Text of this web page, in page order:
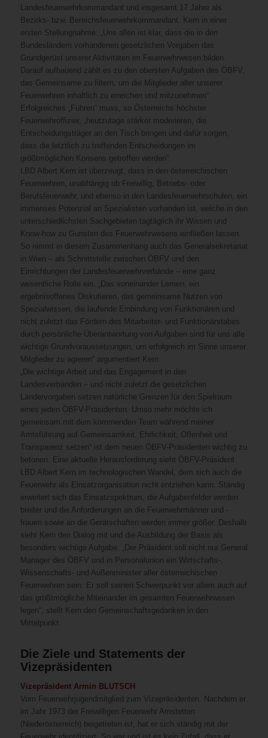
Landesfeuerwehrkommandant und insgesamt 17 Jahre als
Bezirks- bzw. Bereichsfeuerwehrkommandant. Kern in einer
ersten Stellungnahme: „Uns allen ist klar, dass die in den
Bundesländern vorhandenen gesetzlichen Vorgaben das
Grundgerüst unserer Aktivitäten im Feuerwehrwesen bilden.
Darauf aufbauend zählt es zu den obersten Aufgaben des ÖBFV,
das Gemeinsame zu filtern, um die Mitglieder aller unserer
Feuerwehren inhaltlich zu erreichen und mitzunehmen“.
Erfolgreiches „Führen“ muss, so Österreichs höchster
Feuerwehroffizier, „heutzutage stärker moderieren, die
Entscheidungsträger an den Tisch bringen und dafür sorgen,
dass die letztlich zu treffenden Entscheidungen im
größtmöglichen Konsens getroffen werden“.
LBD Albert Kern ist überzeugt, dass in den österreichischen
Feuerwehren, unabhängig ob Freiwillig, Betriebs- oder
Berufsfeuerwehr, und ebenso in den Landesfeuerwehrschulen, ein
immenses Potenzial an Spezialisten vorhanden ist, welche in den
unterschiedlichsten Sachgebieten tagtäglich ihr Wissen und
Know-how zu Gunsten des Feuerwehrwesens einfließen lassen.
So nimmt in diesem Zusammenhang auch das Generalsekretariat
in Wien – als Schnittstelle zwischen ÖBFV und den
Einrichtungen der Landesfeuerwehrverbände – eine ganz
wesentliche Rolle ein. „Das voneinander Lernen, ein
ergebnisoffenes Diskutieren, das gemeinsame Nutzen von
Spezialwissen, die laufende Einbindung von Funktionären und
nicht zuletzt das Fördern des Mitarbeiter- und Funktionärstabes
durch persönliche Überantwortung von Aufgaben sind für uns alle
wichtige Grundvoraussetzungen, um erfolgreich im Sinne unserer
Mitglieder zu agieren“ argumentiert Kern.
„Die wichtige Arbeit und das Engagement in den
Landesverbänden – und nicht zuletzt die gesetzlichen
Ländervorgaben setzen natürliche Grenzen für den Spielraum
eines jeden ÖBFV-Präsidenten. Umso mehr möchte ich
gemeinsam mit dem kommenden Team während meiner
Amtsführung auf Gemeinsamkeit, Ehrlichkeit, Offenheit und
Transparenz setzen“ ist dem neuen ÖBFV-Präsidenten wichtig zu
betonen. Eine aktuelle Herausforderung sieht ÖBFV-Präsident
LBD Albert Kern im technologischen Wandel, dem sich auch die
Feuerwehr als Einsatzorganisation nicht entziehen kann. Ständig
erweitert sich das Einsatzspektrum, die Aufgabenfelder werden
breiter und die Anforderungen an die Feuerwehrmänner und -
frauen sowie an die Gerätschaften werden immer größer. Deshalb
sieht Kern den Dialog mit und die Ausbildung der Basis als
besonders wichtige Aufgabe. „Der Präsident soll nicht nur General
Manager des ÖBFV und in Personalunion ein Wirtschafts-,
Wissenschafts- und Außenminister aller österreichischen
Feuerwehren sein. Er soll seinen Schwerpunkt vor allem auch auf
das größtmögliche Miteinander im gesamten Feuerwehrwesen
legen“, stellt Kern den Gemeinschaftsgedanken in den
Mittelpunkt.
Die Ziele und Statements der
Vizepräsidenten
Vizepräsident Armin BLUTSCH
Vom Feuerwehrjugendmitglied zum Vizepräsidenten. Nachdem er
im Jahr 1973 der Freiwilligen Feuerwehr Amstetten
(Niederösterreich) beigetreten ist, hat er sich ständig mit der